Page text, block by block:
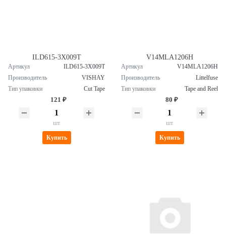
ILD615-3X009T
Артикул
ILD615-3X009T
Производитель
VISHAY
Тип упаковки
Cut Tape
121 ₽
шт
Купить
V14MLA1206H
Артикул
V14MLA1206H
Производитель
Littelfuse
Тип упаковки
Tape and Reel
80 ₽
шт
Купить